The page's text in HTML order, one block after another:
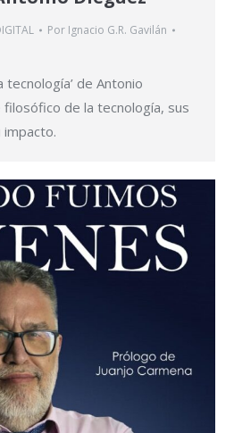
Por Ignacio G.R. Gavilán
tecnología’ de Antonio
de la tecnología, sus